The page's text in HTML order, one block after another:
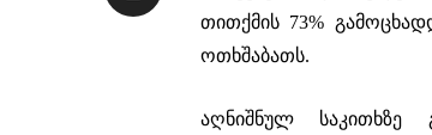
თითქმის 73%
ოთხშაბათს.
აღნიშნულ საკითხზე